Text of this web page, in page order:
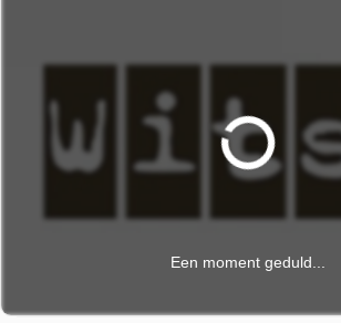
Een moment geduld...